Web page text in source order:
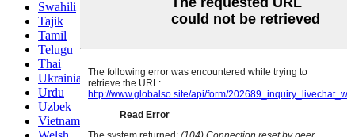
Swahili
Tajik
Tamil
Telugu
Thai
Ukrainian
Urdu
Uzbek
Vietnamese